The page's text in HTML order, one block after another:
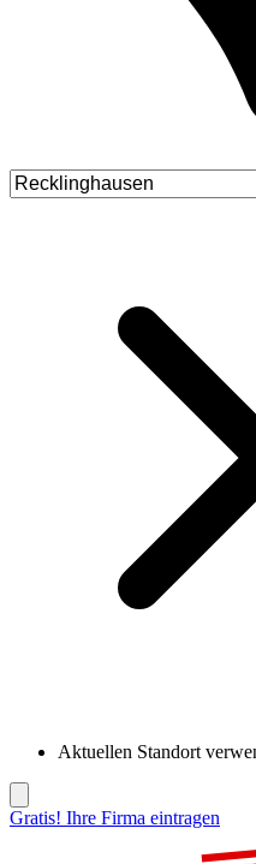
Aktuellen Standort
Gratis! Ihre Firma eintragen